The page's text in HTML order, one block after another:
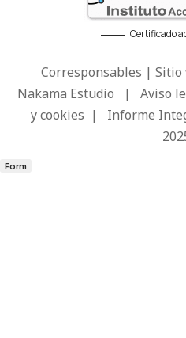
Certificado
Corresponsables |
Nakama Estudio | Aviso
y cookies | Informe
Form